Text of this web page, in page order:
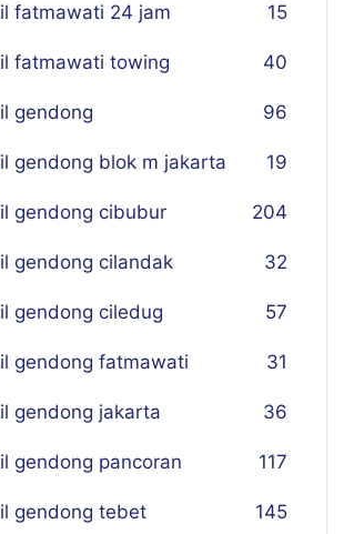
fatmawati 24 jam 15
fatmawati towing 40
gendong 96
gendong blok m jakarta 19
gendong cibubur 204
gendong cilandak 32
gendong ciledug 57
gendong fatmawati 31
gendong jakarta 36
gendong pancoran 117
gendong tebet 145